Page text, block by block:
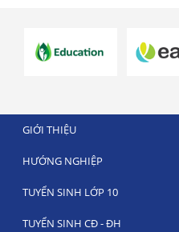
GIỚI THIỆU
HƯỚNG NGHIỆP
TUYỂN SINH LỚP 10
TUYỂN SINH CĐ - ĐH